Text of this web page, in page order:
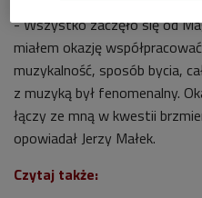
- Wszystko zaczęło się od
miałem okazję
muzykalność, sposób bycia,
z muzyką był fenomenalny.
łączy ze mną w kwestii
opowiadał Jerzy Małek.
Czytaj także: